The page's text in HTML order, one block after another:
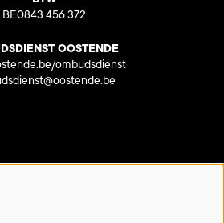
BE0843 456 372
OOSTENDE
ombudsdienst